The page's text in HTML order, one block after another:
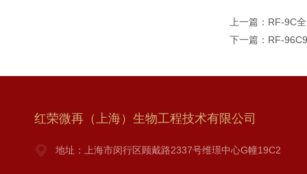
上一篇： RF-9C
下一篇： RF-
红荣微再（上海）生物工程技术有限公司
地址：上海市闵行区顾戴路2337号维璟中心G幢19C2